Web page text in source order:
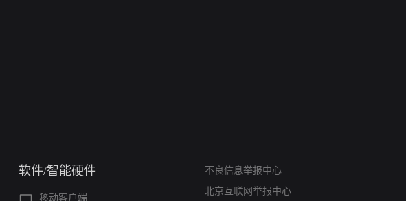
软件/智能硬件
移动客户端
不良信息举报中心
北京互联网举报中心
亚运会举报专区